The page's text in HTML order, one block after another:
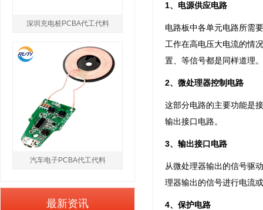
1、电源供应电路
电路板中各单元电路所需
工作在高电压大电流的情
置、等信号都是同样道理。
2、微处理器控制电路
这部分电路的主要功能是
输出接口电路。
3、输出接口电路
从微处理器输出的信号驱
理器输出的信号进行电流
4、保护电路
深圳充电桩PCBA代工代料
汽车电子PCBA代工代料
最新资讯